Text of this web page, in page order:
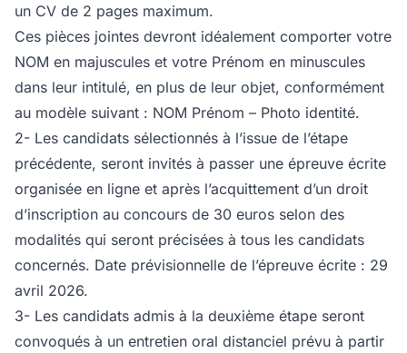
un CV de 2 pages maximum.
Ces pièces jointes devront idéalement comporter votre
NOM en majuscules et votre Prénom en minuscules
dans leur intitulé, en plus de leur objet, conformément
au modèle suivant : NOM Prénom – Photo identité.
2- Les candidats sélectionnés à l’issue de l’étape
précédente, seront invités à passer une épreuve écrite
organisée en ligne et après l’acquittement d’un droit
d’inscription au concours de 30 euros selon des
modalités qui seront précisées à tous les candidats
concernés. Date prévisionnelle de l’épreuve écrite : 29
avril 2026.
3- Les candidats admis à la deuxième étape seront
convoqués à un entretien oral distanciel prévu à partir